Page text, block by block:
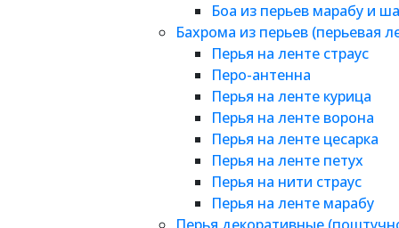
Боа из перьев марабу и
Бахрома из перьев (перьевая
Перья на ленте страус
Перо-антенна
Перья на ленте курица
Перья на ленте ворона
Перья на ленте цесарка
Перья на ленте петух
Перья на нити страус
Перья на ленте марабу